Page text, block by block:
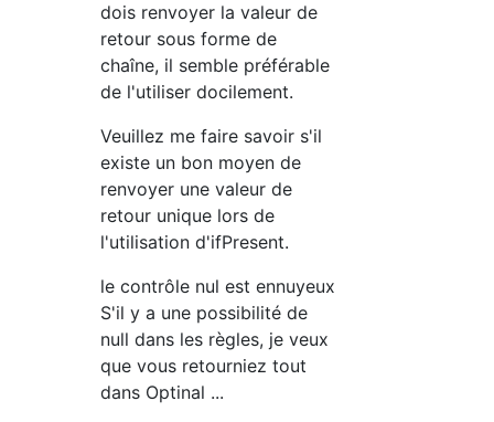
dois renvoyer la valeur de
retour sous forme de
chaîne, il semble préférable
de l'utiliser docilement.
Veuillez me faire savoir s'il
existe un bon moyen de
renvoyer une valeur de
retour unique lors de
l'utilisation d'ifPresent.
le contrôle nul est ennuyeux
S'il y a une possibilité de
null dans les règles, je veux
que vous retourniez tout
dans Optinal ...